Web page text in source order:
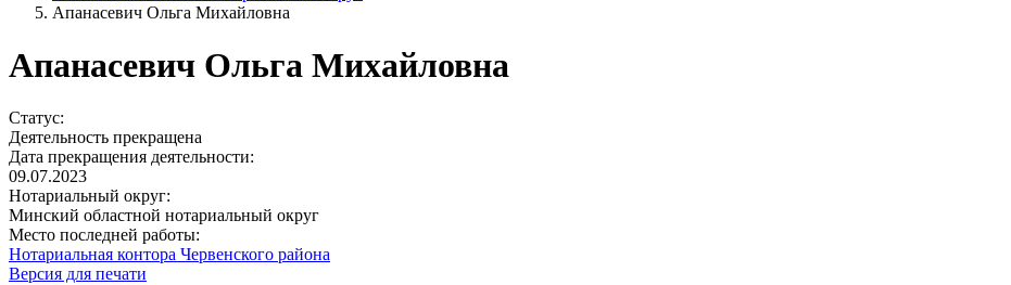
Апанасевич Ольга Михайловна
Апанасевич Ольга Михайловна
Статус:
Деятельность прекращена
Дата прекращения деятельности:
09.07.2023
Нотариальный округ:
Минский областной нотариальный округ
Место последней работы:
Нотариальная контора Червенского района
Версия для печати